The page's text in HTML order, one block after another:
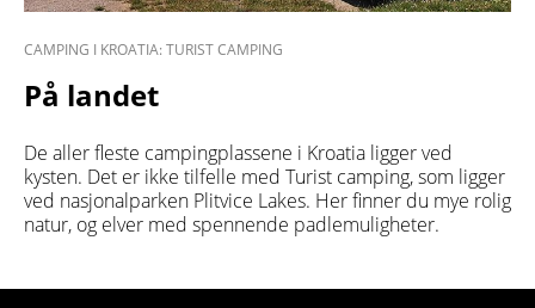
CAMPING I KROATIA: TURIST CAMPING
På landet
De aller fleste campingplassene i Kroatia ligger ved
kysten. Det er ikke tilfelle med Turist camping, som ligger
ved nasjonalparken Plitvice Lakes. Her finner du mye rolig
natur, og elver med spennende padlemuligheter.